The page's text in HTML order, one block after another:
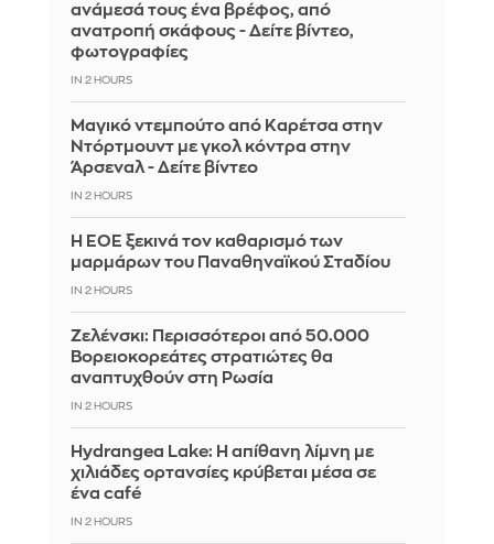
ανάμεσά τους ένα βρέφος, από
ανατροπή σκάφους - Δείτε βίντεο,
φωτογραφίες
IN 2 HOURS
Μαγικό ντεμπούτο από Καρέτσα στην
Ντόρτμουντ με γκολ κόντρα στην
Άρσεναλ - Δείτε βίντεο
IN 2 HOURS
Η ΕΟΕ ξεκινά τον καθαρισμό των
μαρμάρων του Παναθηναϊκού Σταδίου
IN 2 HOURS
Ζελένσκι: Περισσότεροι από 50.000
Βορειοκορεάτες στρατιώτες θα
αναπτυχθούν στη Ρωσία
IN 2 HOURS
Hydrangea Lake: Η απίθανη λίμνη με
χιλιάδες ορτανσίες κρύβεται μέσα σε
ένα café
IN 2 HOURS